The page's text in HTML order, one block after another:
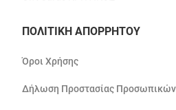
ΠΟΛΙΤΙΚΗ ΑΠΟΡΡΗΤΟΥ
Όροι Χρήσης
Δήλωση Προστασίας